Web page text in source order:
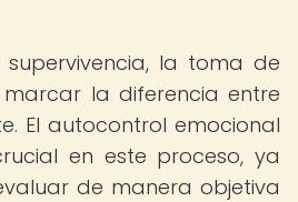
supervivencia, la toma de
marcar la diferencia entre
El autocontrol emocional
en este proceso, ya
de manera objetiva